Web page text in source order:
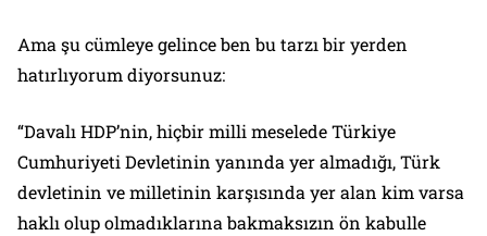
Ama şu cümleye gelince ben bu tarzı bir yerden
hatırlıyorum diyorsunuz:
“Davalı HDP’nin, hiçbir milli meselede Türkiye
Cumhuriyeti Devletinin yanında yer almadığı, Türk
devletinin ve milletinin karşısında yer alan kim varsa
haklı olup olmadıklarına bakmaksızın ön kabulle